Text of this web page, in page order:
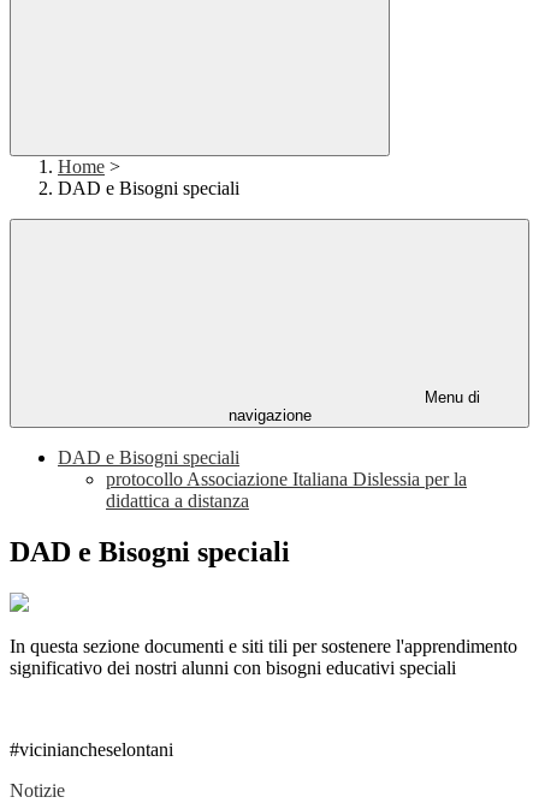
Home >
DAD e Bisogni speciali
Menu di
navigazione
DAD e Bisogni speciali
protocollo Associazione Italiana Dislessia per la
didattica a distanza
DAD e Bisogni speciali
In questa sezione documenti e siti tili per sostenere l'apprendimento
significativo dei nostri alunni con bisogni educativi speciali
#viciniancheselontani
Notizie